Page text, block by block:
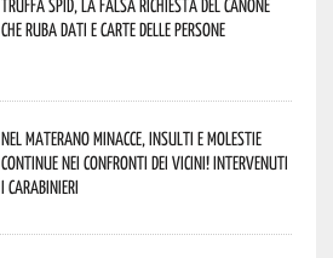
Truffa Spid, la falsa richiesta del canone
che ruba dati e carte delle persone
Nel materano minacce, insulti e molestie
continue nei confronti dei vicini! Intervenuti
i Carabinieri